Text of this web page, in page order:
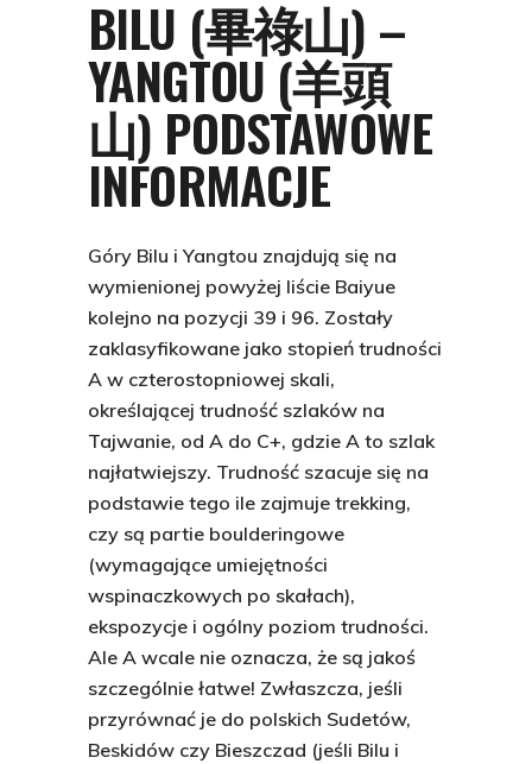
BILU (畢祿山) –
YANGTOU (羊頭
山) PODSTAWOWE
INFORMACJE
Góry Bilu i Yangtou znajdują się na
wymienionej powyżej liście Baiyue
kolejno na pozycji 39 i 96. Zostały
zaklasyfikowane jako stopień trudności
A w czterostopniowej skali,
określającej trudność szlaków na
Tajwanie, od A do C+, gdzie A to szlak
najłatwiejszy. Trudność szacuje się na
podstawie tego ile zajmuje trekking,
czy są partie boulderingowe
(wymagające umiejętności
wspinaczkowych po skałach),
ekspozycje i ogólny poziom trudności.
Ale A wcale nie oznacza, że są jakoś
szczególnie łatwe! Zwłaszcza, jeśli
przyrównać je do polskich Sudetów,
Beskidów czy Bieszczad (jeśli Bilu i